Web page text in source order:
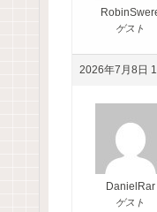
ゲスト
2026年7月8日
DanielRar
ゲスト